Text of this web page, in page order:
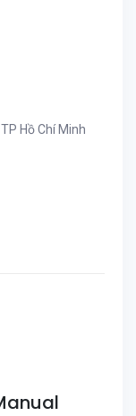
TP Hồ Chí Minh